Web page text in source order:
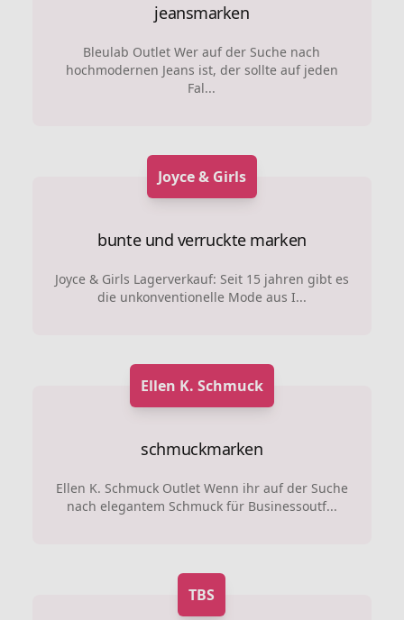
jeansmarken
Bleulab Outlet Wer auf der Suche nach
hochmodernen Jeans ist, der sollte auf jeden
Fal...
Joyce & Girls
bunte und verruckte marken
Joyce & Girls Lagerverkauf: Seit 15 jahren gibt es
die unkonventionelle Mode aus I...
Ellen K. Schmuck
schmuckmarken
Ellen K. Schmuck Outlet Wenn ihr auf der Suche
nach elegantem Schmuck für Businessoutf...
TBS